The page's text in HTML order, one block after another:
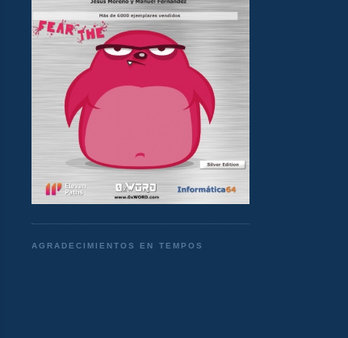
AGRADECIMIENTOS EN TEMPOS